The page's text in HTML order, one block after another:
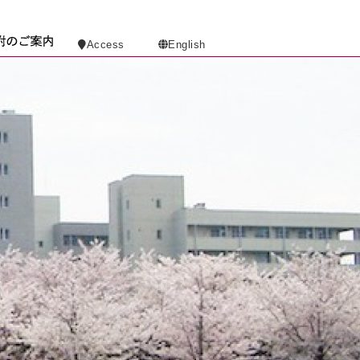
Access English